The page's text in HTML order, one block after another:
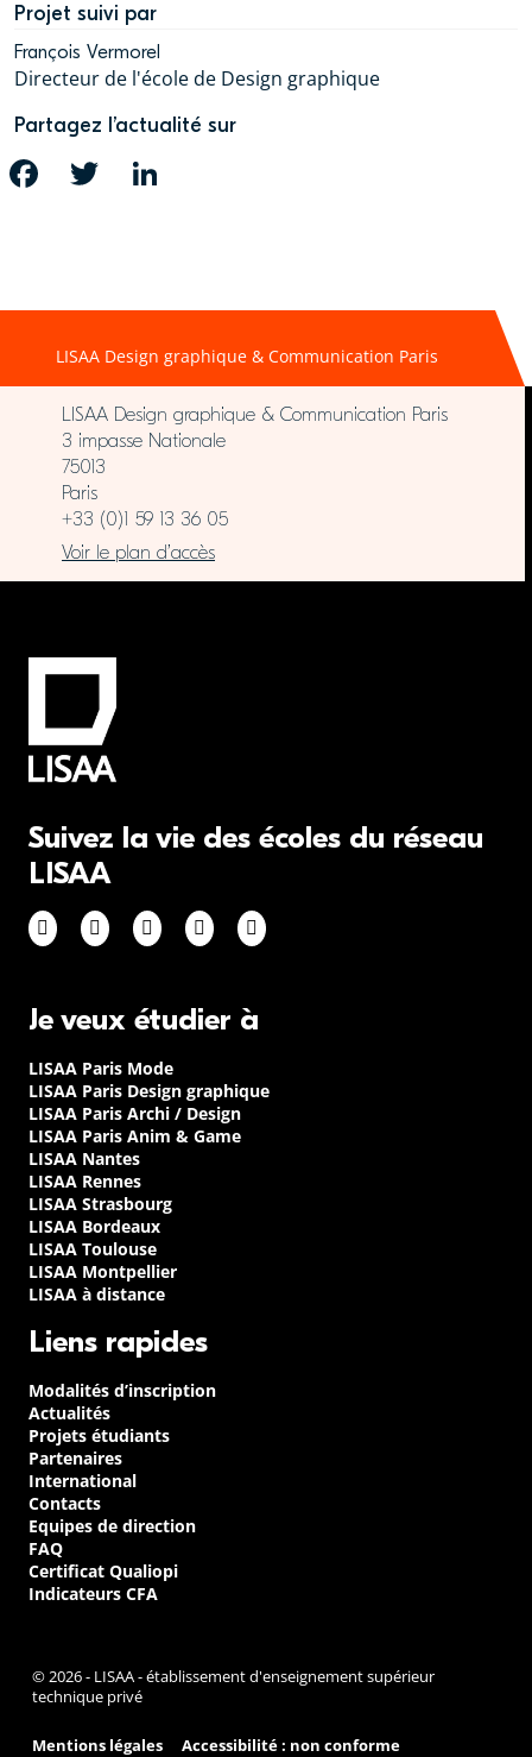
Projet suivi par
François Vermorel
Directeur de l'école de Design graphique
Partagez l’actualité sur
FACEBOOK TWITTER
LISAA Design graphique & Communication Paris
LISAA Design graphique & Communication Paris
3 impasse Nationale
75013
Paris
+33 (0)1 59 13 36 05
Voir le plan d’accès
Suivez la vie des écoles du réseau
LISAA
Je veux étudier à
LISAA Paris Mode
LISAA Paris Design graphique
LISAA Paris Archi / Design
LISAA Paris Anim & Game
LISAA Nantes
LISAA Rennes
LISAA Strasbourg
LISAA Bordeaux
LISAA Toulouse
LISAA Montpellier
LISAA à distance
Liens rapides
Modalités d’inscription
Actualités
Projets étudiants
Partenaires
International
Contacts
Equipes de direction
FAQ
Certificat Qualiopi
Indicateurs CFA
© 2026 - LISAA - établissement d'enseignement supérieur
technique privé
Mentions légales Accessibilité : non conforme